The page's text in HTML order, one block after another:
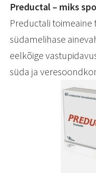
Preductal – miks
Preductali
südamelihase
eelkõige
süda ja